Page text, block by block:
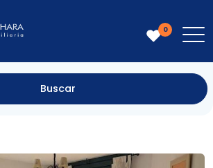
0
Buscar